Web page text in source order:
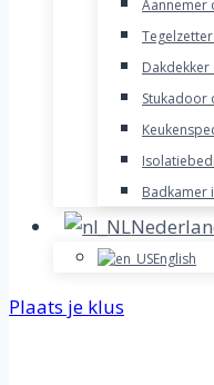
Aannemer
Stukadoor
Badkamer
English
Plaats je klus